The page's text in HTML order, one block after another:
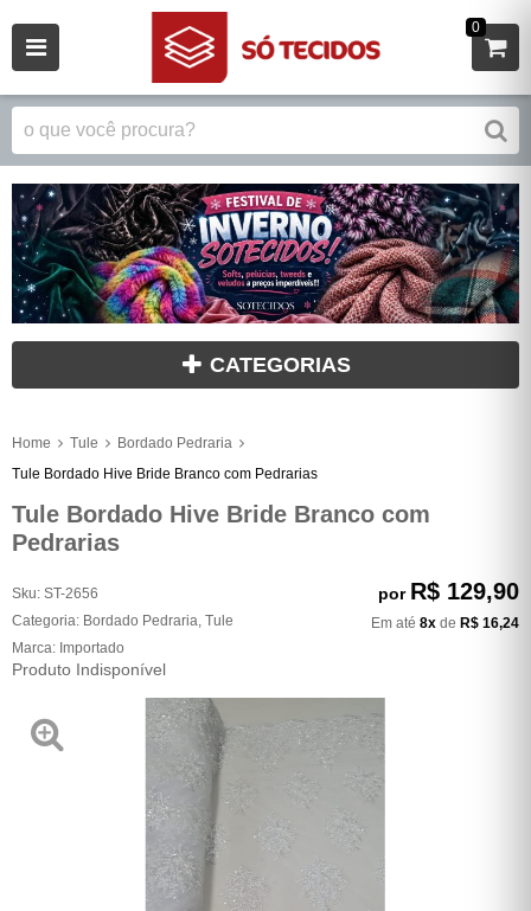
0
CATEGORIAS
Home Tule
Bordado Pedraria
Tule Bordado Hive Bride Branco com Pedrarias
Tule Bordado Hive Bride Branco com
Pedrarias
Sku: ST-2656
Categoria: Bordado Pedraria Tule
Marca: Importado
Produto Indisponível
por R$ 129,90
Em até 8x de R$ 16,24